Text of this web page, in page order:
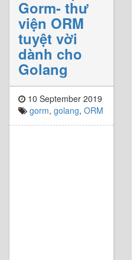
Gorm- thư
viện ORM
tuyệt vời
dành cho
Golang
10 September 2019
gorm, golang, ORM